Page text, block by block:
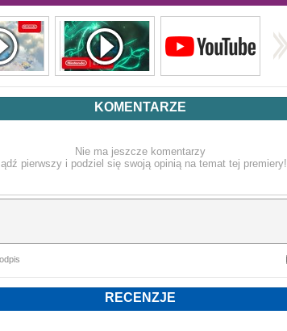
KOMENTARZE
Nie ma jeszcze komentarzy
pierwszy i podziel się swoją opinią na temat tej premiery!
RECENZJE